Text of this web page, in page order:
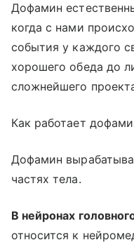
Дофамин
когда с нами
события у каждого
хорошего обеда до
сложнейшего
Как работает
Дофамин
частях тела.
В нейронах
относится к